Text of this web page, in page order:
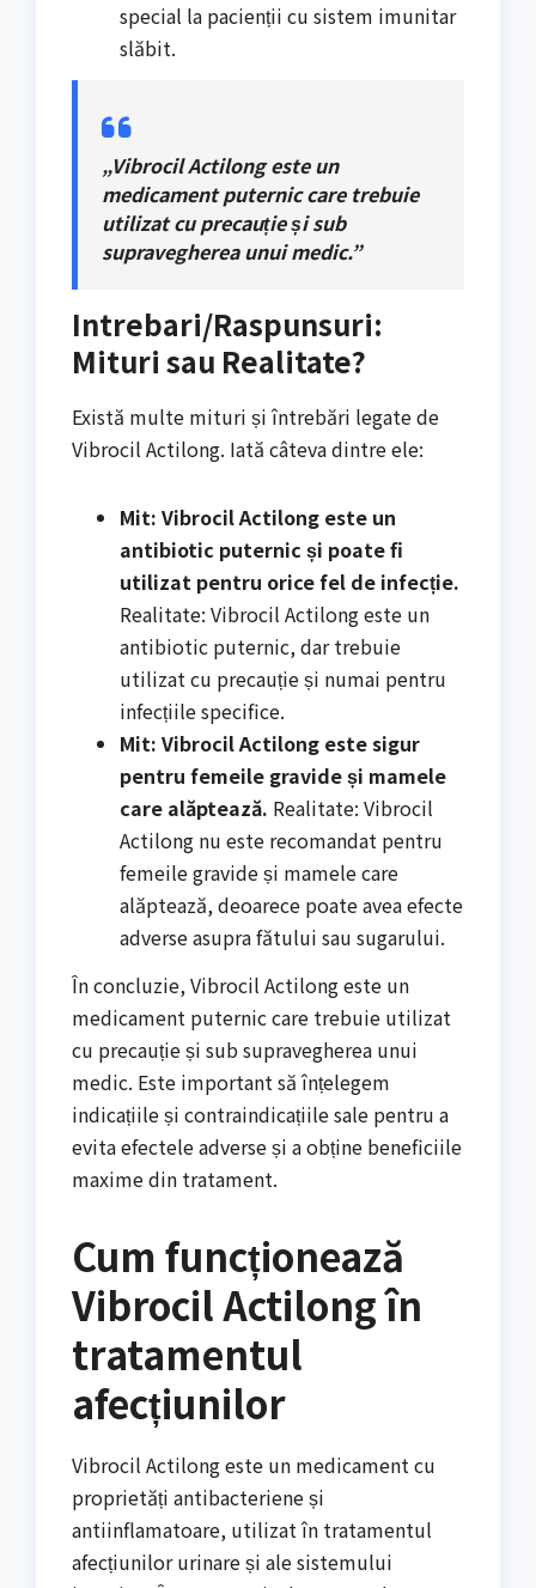
special la pacienții cu sistem imunitar
slăbit.
„Vibrocil Actilong este un
medicament puternic care trebuie
utilizat cu precauție și sub
supravegherea unui medic.”
Intrebari/Raspunsuri:
Mituri sau Realitate?
Există multe mituri și întrebări legate de
Vibrocil Actilong. Iată câteva dintre ele:
Mit: Vibrocil Actilong este un
antibiotic puternic și poate fi
utilizat pentru orice fel de infecție.
Realitate: Vibrocil Actilong este un
antibiotic puternic, dar trebuie
utilizat cu precauție și numai pentru
infecțiile specifice.
Mit: Vibrocil Actilong este sigur
pentru femeile gravide și mamele
care alăptează. Realitate: Vibrocil
Actilong nu este recomandat pentru
femeile gravide și mamele care
alăptează, deoarece poate avea efecte
adverse asupra fătului sau sugarului.
În concluzie, Vibrocil Actilong este un
medicament puternic care trebuie utilizat
cu precauție și sub supravegherea unui
medic. Este important să înțelegem
indicațiile și contraindicațiile sale pentru a
evita efectele adverse și a obține beneficiile
maxime din tratament.
Cum funcționează
Vibrocil Actilong în
tratamentul
afecțiunilor
Vibrocil Actilong este un medicament cu
proprietăți antibacteriene și
antiinflamatoare, utilizat în tratamentul
afecțiunilor urinare și ale sistemului